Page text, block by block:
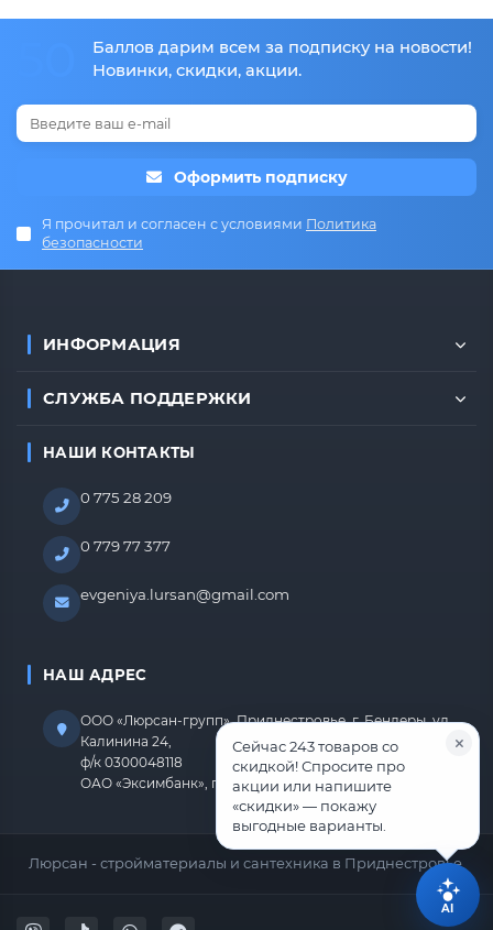
Баллов дарим всем за подписку на новости!
Новинки, скидки, акции.
Оформить подписку
Я прочитал и согласен с условиями Политика
безопасности
ИНФОРМАЦИЯ
СЛУЖБА ПОДДЕРЖКИ
НАШИ КОНТАКТЫ
0 775 28 209
0 779 77 377
evgeniya.lursan@gmail.com
НАШ АДРЕС
ООО «Люрсан-групп», Приднестровье, г. Бендеры, ул.
Калинина 24,
ф/к 0300048118
ОАО «Эксимбанк», г.Бендеры, р/с 2212670000000818
Люрсан - стройматериалы и сантехника в Приднестровье.
Сейчас 243 товаров со
скидкой! Спросите про
акции или напишите
«скидки» — покажу
выгодные варианты.
AI